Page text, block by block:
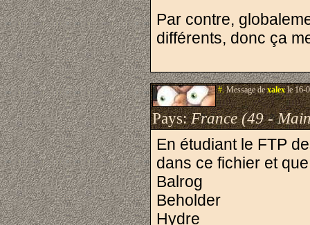
Par contre,
différents, donc ça
#.Message dexalexle 16-
Pays:France (49 -
En étudiant le FTP
dans ce fichier et
Balrog
Beholder
Hydre